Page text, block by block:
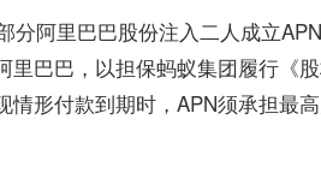
阿里巴巴股份注入二人成立
巴巴，以担保蚂蚁集团履行《
形付款到期时，APN须承担最